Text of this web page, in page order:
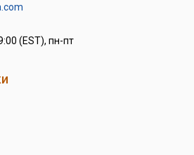
(EST), пн-пт